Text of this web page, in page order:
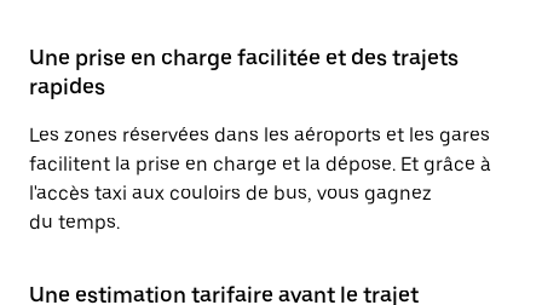
Une prise en charge facilitée et des trajets
rapides
Les zones réservées dans les aéroports et les gares
facilitent la prise en charge et la dépose. Et grâce à
l'accès taxi aux couloirs de bus, vous gagnez
du temps.
Une estimation tarifaire avant le trajet